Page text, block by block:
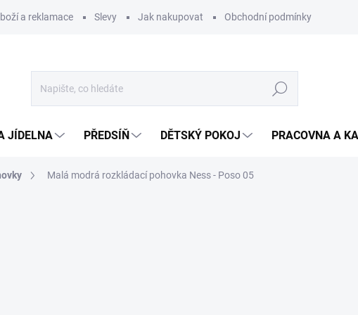
a reklamace Slevy Jak nakupovat Obchodní podmínky
Hledat
JÍDELNA PŘEDSÍŇ DĚTSKÝ POKOJ PRACOVNA A
Malá modrá rozkládací pohovka Ness - Poso 05